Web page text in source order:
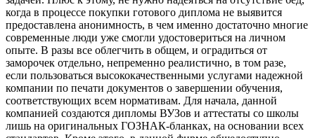
когда в процессе покупки готового диплома не выявится
предоставлена анонимность, в чем именно достаточно многие
современные люди уже смогли удостовериться на личном
опыте. В разы все облегчить в общем, и оградиться от
заморочек отдельно, непременно реалистично, в том разе,
если пользоваться высококачественными услугами надежной
компании по печати документов о завершении обучения,
соответствующих всем нормативам. Для начала, данной
компанией создаются дипломы ВУЗов и аттестаты со школы
лишь на оригинальных ГОЗНАК-бланках, на основании всех